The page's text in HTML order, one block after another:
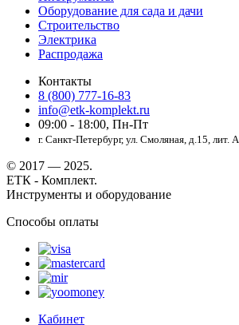
Оборудование для сада и дачи
Строительство
Электрика
Распродажа
Контакты
8 (800) 777-16-83
info@etk-komplekt.ru
09:00 - 18:00, Пн-Пт
г. Санкт-Петербург, ул. Смоляная, д.15, лит.
© 2017 — 2025.
ЕТК - Комплект.
Инструменты и оборудование
Способы оплаты
Кабинет